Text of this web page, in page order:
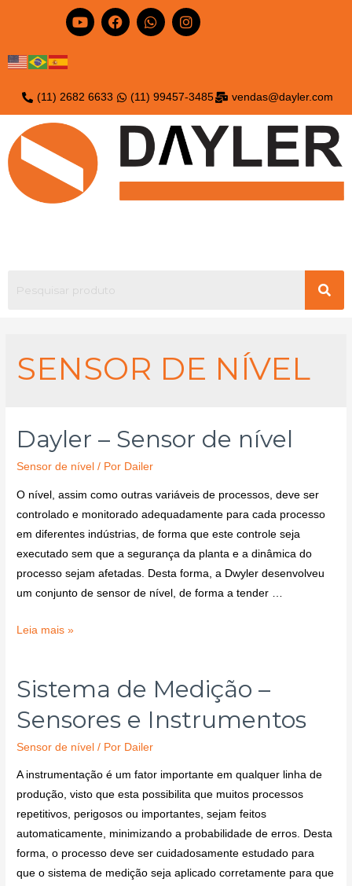
(11) 2682 6633 (11) 99457-3485 vendas@dayler.com
SENSOR DE NÍVEL
Dayler – Sensor de nível
Sensor de nível / Por Dailer
O nível, assim como outras variáveis de processos, deve ser
controlado e monitorado adequadamente para cada processo
em diferentes indústrias, de forma que este controle seja
executado sem que a segurança da planta e a dinâmica do
processo sejam afetadas. Desta forma, a Dwyler desenvolveu
um conjunto de sensor de nível, de forma a tender …
Leia mais »
Sistema de Medição –
Sensores e Instrumentos
Sensor de nível / Por Dailer
A instrumentação é um fator importante em qualquer linha de
produção, visto que esta possibilita que muitos processos
repetitivos, perigosos ou importantes, sejam feitos
automaticamente, minimizando a probabilidade de erros. Desta
forma, o processo deve ser cuidadosamente estudado para
que o sistema de medição seja aplicado corretamente para que